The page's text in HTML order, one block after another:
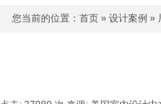
您当前的位置： 首页 » 设计案例 »